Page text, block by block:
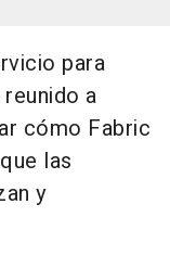
para
a
cómo Fabric
las
y